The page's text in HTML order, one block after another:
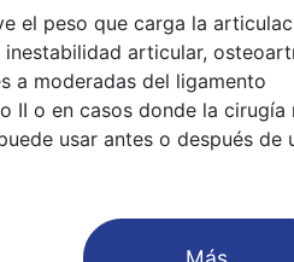
el peso que carga la
articular,
a moderadas del ligamento
II o en casos donde la cirugía
usar antes o después de